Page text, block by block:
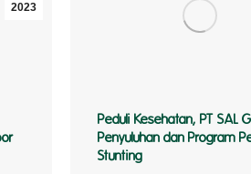
2023
Peduli Kesehatan, PT SAL
Penyuluhan dan Program
Stunting